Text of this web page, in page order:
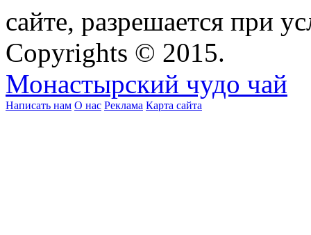
сайте, разрешается при
Copyrights © 2015.
Монастырский чудо чай
Написать нам О нас Реклама Карта сайта